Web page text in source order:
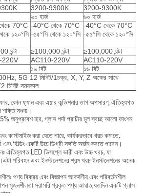
3200-9300K
3200-9300K
৬০ হার্জ
৬০ হার্জ
70°C -40°C থেকে 70°C -40°C থেকে 70°C
১২০°সি -৫৫°সি থেকে ১২০°সি -৫৫°সি থেকে ১২০°সি
ঘন্টা ≥100,000 ঘন্টা
≥100,000 ঘন্টা
220V AC110-220V
AC110-220V
১৬ বিট
১৬ বিট
5G 12 মিনিট/1চক্র, X, Y, Z অক্ষের সাথে
মিনিট সময়কাল
কোন ফ্যান এবং এয়ার কন্ডিশনার তাপ অপসারণ, ঐতিহ্যগত
শক্তি সঞ্চয়।
অনুপ্রবেশ হার, গ্লাস পর্দা প্রাচীর মূল স্বচ্ছ আলো ফাংশন
কাস্টমাইজ করা যেতে পারে, কার্যকরভাবে খরচ কমাতে,
বিল্ডিং একটি উচ্চ ডিগ্রী সঙ্গতি অর্জন করতে পারেন।
ঐতিহ্যগত LED ডিসপ্লে ভারী এবং উচ্চ খরচ, যা
পরিবহন এবং ইনস্টলেশনের শ্রম খরচ ইনস্টলেশনের অনেক
পণ্য বিক্রয় এবং বিজ্ঞাপন আকর্ষণীয় এবং পরিবর্তনশীল
সৃজনশীলতা সরাসরি প্রকৃত পণ্য আঘাত,যতদিন একটি গ্লাস